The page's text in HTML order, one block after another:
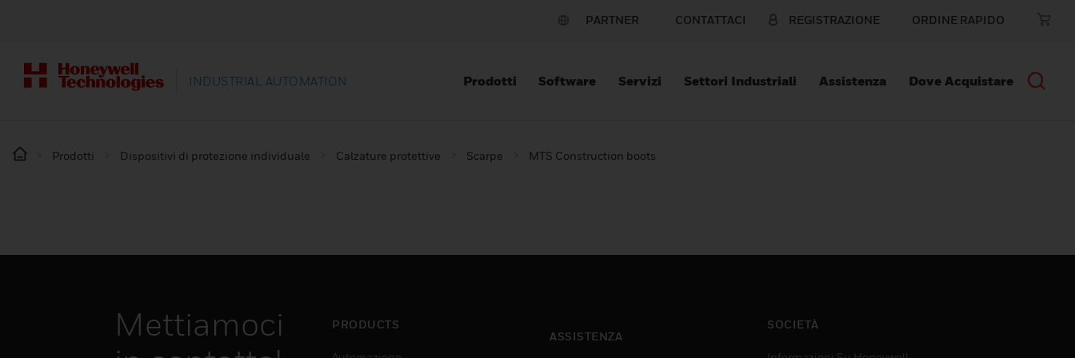
PARTNER CONTATTACI REGISTRAZIONE ORDINE RAPIDO
INDUSTRIAL AUTOMATION Prodotti Software Servizi Settori Industriali Assistenza Dove Acquistare
Prodotti Dispositivi di protezione individuale Calzature protettive Scarpe MTS Construction boots
Mettiamoci
PRODUCTS
ASSISTENZA
SOCIETÀ